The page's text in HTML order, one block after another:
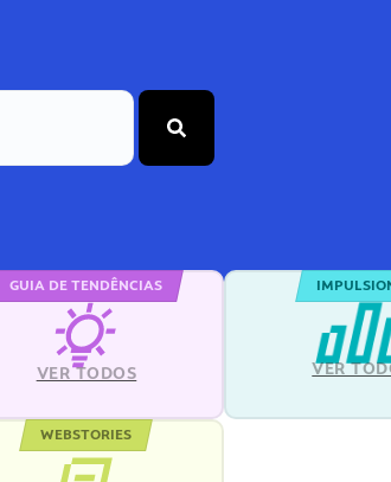
GUIA DE TENDÊNCIAS
VER TODOS VER
WEBSTORIES